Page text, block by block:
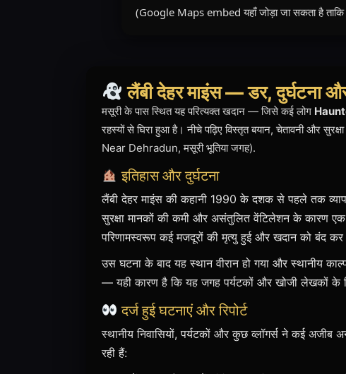
(Google Maps embed यहाँ जोड़ा जा सकता है
लैंबी देहर माइंस — डर, दुर्घटना
मसूरी के पास स्थित यह परित्यक्त खदान — जिसे कई लोग
रहस्यों से घिरा हुआ है। नीचे पढ़िए विस्तृत बयान, चेतावनी और
Near Dehradun, मसूरी भूतिया जगह).
इतिहास और दुर्घटना
लैंबी देहर माइंस की कहानी 1990 के दशक से पहले तक
सुरक्षा मानकों की कमी और असंतुलित वेंटिलेशन के कारण एक
परिणामस्वरूप कई मजदूरों की मृत्यु हुई और खदान को बंद कर
उस घटना के बाद यह स्थान वीरान हो गया और स्थानीय
— यही कारण है कि यह जगह पर्यटकों और खोजी लेखकों के
दर्ज हुई घटनाएं और रिपोर्ट
स्थानीय निवासियों, पर्यटकों और कुछ व्लॉगर्स ने कई अजीब
रही हैं: